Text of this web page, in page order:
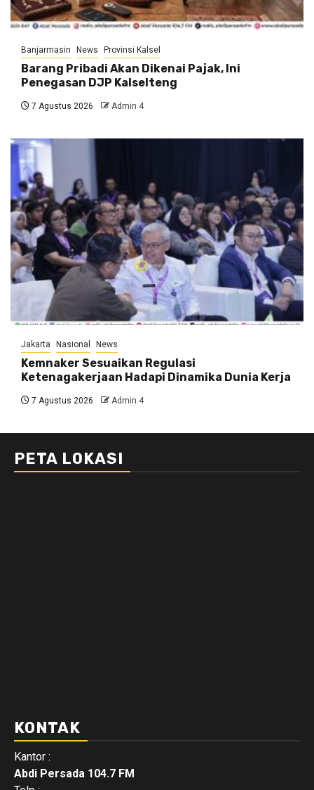
Banjarmasin News Provinsi Kalsel
Barang Pribadi Akan Dikenai Pajak, Ini
Penegasan DJP Kalselteng
7 Agustus 2026 Admin 4
Jakarta Nasional News
Kemnaker Sesuaikan Regulasi
Ketenagakerjaan Hadapi Dinamika Dunia Kerja
7 Agustus 2026 Admin 4
PETA LOKASI
KONTAK
Kantor :
Abdi Persada 104.7 FM